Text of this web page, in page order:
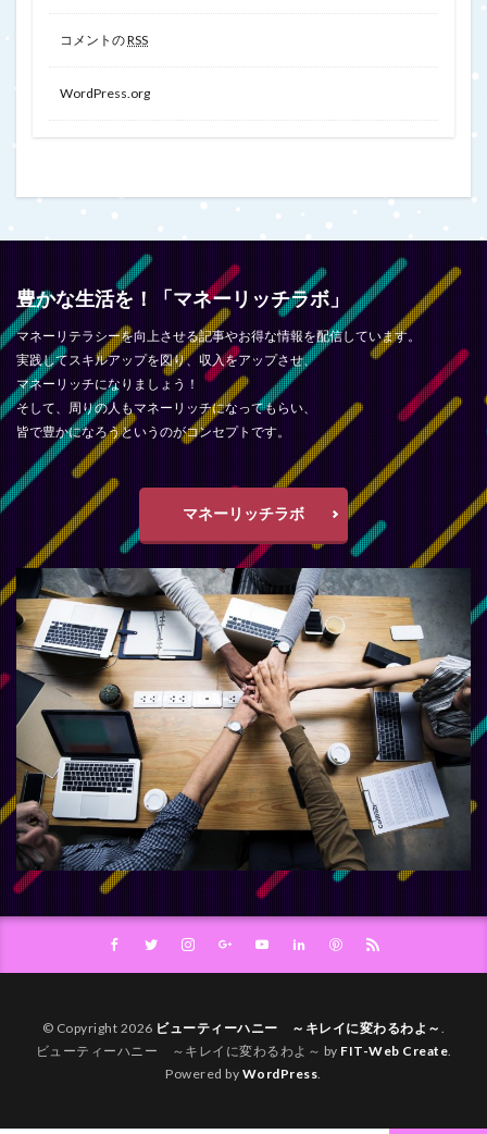
コメントのRSS
WordPress.org
豊かな生活を！「マネーリッチラボ」
マネーリテラシーを向上させる記事やお得な情報を配信しています。
実践してスキルアップを図り、収入をアップさせ、
マネーリッチになりましょう！
そして、周りの人もマネーリッチになってもらい、
皆で豊かになろうというのがコンセプトです。
マネーリッチラボ
© Copyright 2026 ビューティーハニー ～キレイに変わるわよ～ .
ビューティーハニー ～キレイに変わるわよ～ by FIT-Web Create.
Powered by WordPress.